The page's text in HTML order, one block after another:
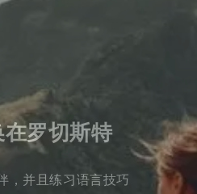
罗切斯特
，并且练习语言技巧